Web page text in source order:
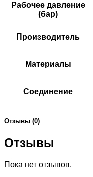
Рабочее давление
(бар)
Производитель
Материалы
Соединение
Отзывы (0)
Отзывы
Пока нет отзывов.